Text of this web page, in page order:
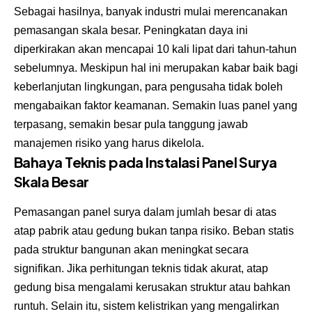
Sebagai hasilnya, banyak industri mulai merencanakan
pemasangan skala besar. Peningkatan daya ini
diperkirakan akan mencapai 10 kali lipat dari tahun-tahun
sebelumnya. Meskipun hal ini merupakan kabar baik bagi
keberlanjutan lingkungan, para pengusaha tidak boleh
mengabaikan faktor keamanan. Semakin luas panel yang
terpasang, semakin besar pula tanggung jawab
manajemen risiko yang harus dikelola.
Bahaya Teknis pada Instalasi Panel Surya
Skala Besar
Pemasangan panel surya dalam jumlah besar di atas
atap pabrik atau gedung bukan tanpa risiko. Beban statis
pada struktur bangunan akan meningkat secara
signifikan. Jika perhitungan teknis tidak akurat, atap
gedung bisa mengalami kerusakan struktur atau bahkan
runtuh. Selain itu, sistem kelistrikan yang mengalirkan